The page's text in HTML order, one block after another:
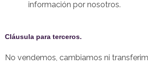
información por nosotros.
Cláusula para terceros.
No vendemos, cambiamos ni